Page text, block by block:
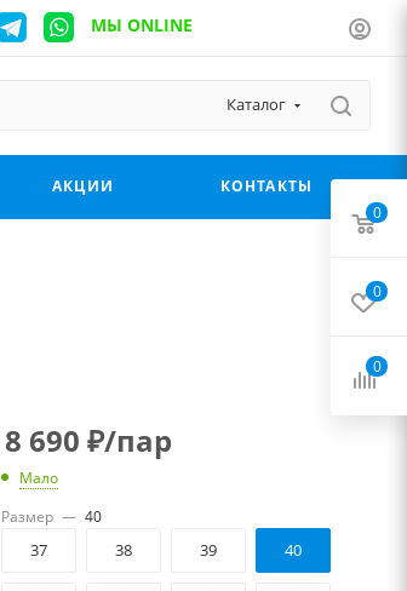
МЫ ONLINE
Каталог
АКЦИИ КОНТАКТЫ
8 690 ₽/пар
Мало
Размер — 40
37 38 39 40
0
0
0